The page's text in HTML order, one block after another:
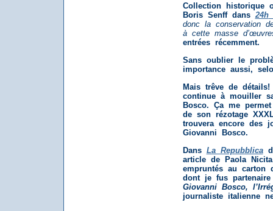
Collection historique
Boris Senff dans 24h
donc la conservation
à cette masse
entrées récemment.
Sans oublier le
importance aussi,
Mais trêve de
continue à mouiller
Bosco. Ça me
de son rézotage
trouvera encore des
Giovanni Bosco.
Dans La Repubblica
article de Paola
empruntés au carton
dont je fus
Giovanni Bosco,
journaliste italienne